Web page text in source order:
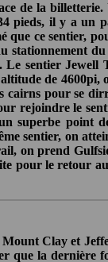
de la billetterie.
pieds, il y a un
que ce sentier,
du
sentier Jewell
de 4600pi,
cairns pour se
rejoindre le
superbe point
sentier, on
on prend
pour le retour
Clay et
que la dernière